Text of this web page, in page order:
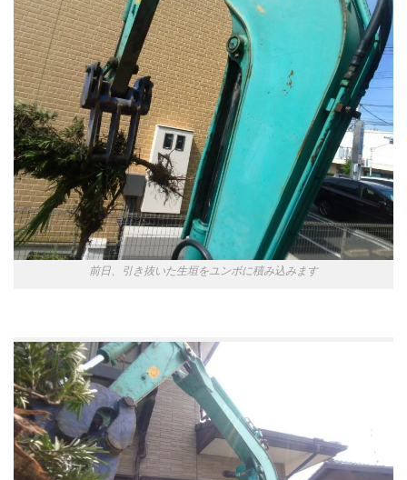
前日、引き抜いた生垣をユンボに積み込みます